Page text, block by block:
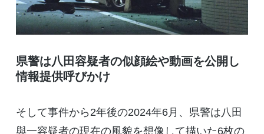
県警は八田容疑者の似顔絵や動画を公開し
情報提供呼びかけ
そして事件から2年後の2024年6月、県警は八田
與一容疑者の現在の風貌を想像して描いた6枚の